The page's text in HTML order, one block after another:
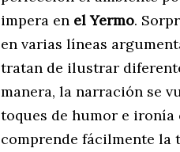
impera en el Yermo.
en varias líneas
tratan de ilustrar
manera, la narración se
toques de humor e ironía
comprende fácilmente la